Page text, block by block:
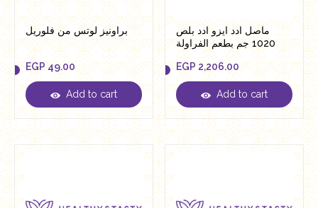
براونيز لوتس من فلوريل
EGP 49.00
EGP 49.00
Add to cart
ماصل ادد ايزو ادد بلص
1020 جم بطعم الفراولة
ميلك تشك
EGP 2,206.00
EGP 2,206.00
Add to cart